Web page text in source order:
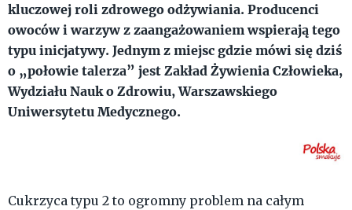
kluczowej roli zdrowego odżywiania. Producenci
owoców i warzyw z zaangażowaniem wspierają tego
typu inicjatywy. Jednym z miejsc gdzie mówi się dziś
o „połowie talerza” jest Zakład Żywienia Człowieka,
Wydziału Nauk o Zdrowiu, Warszawskiego
Uniwersytetu Medycznego.
Cukrzyca typu 2 to ogromny problem na całym